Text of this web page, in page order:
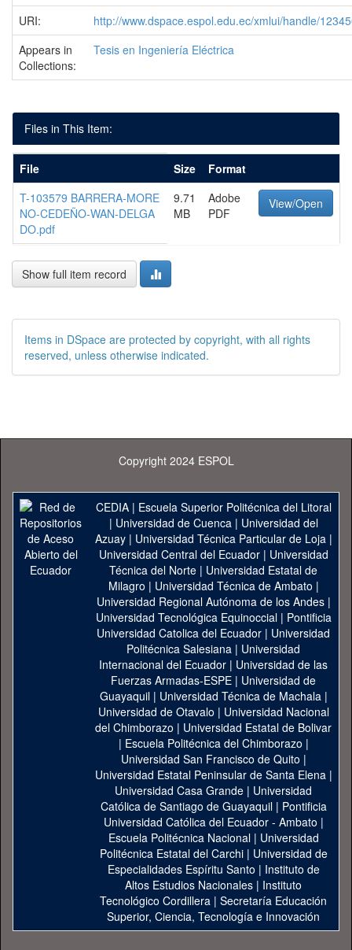
URI:
http://www.dspace.espol.edu.ec/xmlui/handle/
Appears in
Collections:
Tesis en Ingeniería Eléctrica
Files in This Item:
File Size
Format
T-103579 BARRERA-MORE
NO-CEDEÑO-WAN-DELGA
DO.pdf
9.71
MB
Adobe
PDF
View/Open
Show full item record
Items in DSpace are protected by copyright, with all rights
reserved, unless otherwise indicated.
Copyright 2024 ESPOL
CEDIA| Escuela Superior Politécnica del Litoral
| Universidad de Cuenca| Universidad del
Azuay| Universidad Técnica Particular de Loja|
Universidad Central del Ecuador| Universidad
Técnica del Norte | Universidad Estatal de
Milagro | Universidad Técnica de Ambato |
Universidad Regional Autónoma de los Andes|
Universidad Tecnológica Equinoccial| Pontificia
Universidad Catolica del Ecuador | Universidad
Politécnica Salesiana | Universidad
Internacional del Ecuador | Universidad de las
Fuerzas Armadas-ESPE | Universidad de
Guayaquil| Universidad Técnica de Machala|
Universidad de Otavalo | Universidad Nacional
del Chimborazo | Universidad Estatal de Bolivar
| Escuela Politécnica del Chimborazo |
Universidad San Francisco de Quito |
Universidad Estatal Peninsular de Santa Elena|
Universidad Casa Grande | Universidad
Católica de Santiago de Guayaquil| Pontificia
Universidad Católica del Ecuador - Ambato |
Escuela Politécnica Nacional| Universidad
Politécnica Estatal del Carchi| Universidad de
Especialidades Espíritu Santo | Instituto de
Altos Estudios Nacionales | Instituto
Tecnológico Cordillera | Secretaría Educación
Superior, Ciencia, Tecnología e Innovación